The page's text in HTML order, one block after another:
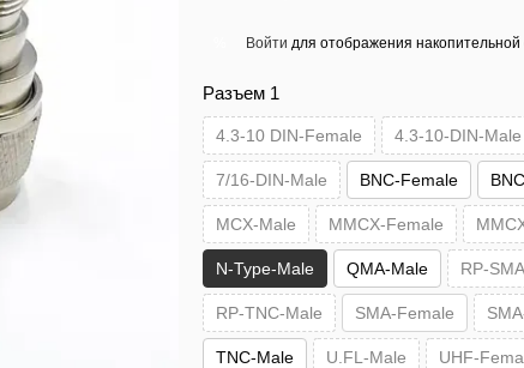
Войти для отображения накопительной
Разъем 1
4.3-10 DIN-Female 4.3-10-DIN-Male
7/16-DIN-Male BNC-Female
MCX-Male MMCX-Female
N-Type-Male QMA-Male RP-
RP-TNC-Male SMA-Female
TNC-Male U.FL-Male UHF-